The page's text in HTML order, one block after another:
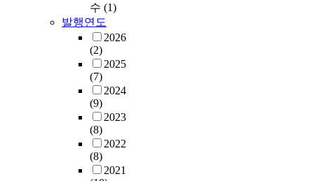
수 (1)
발행연도
2026
(2)
2025
(7)
2024
(9)
2023
(8)
2022
(8)
2021